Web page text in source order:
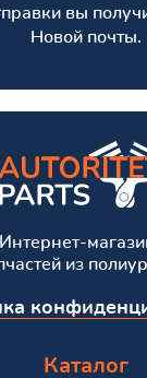
вы
Новой почты.
из
Каталог